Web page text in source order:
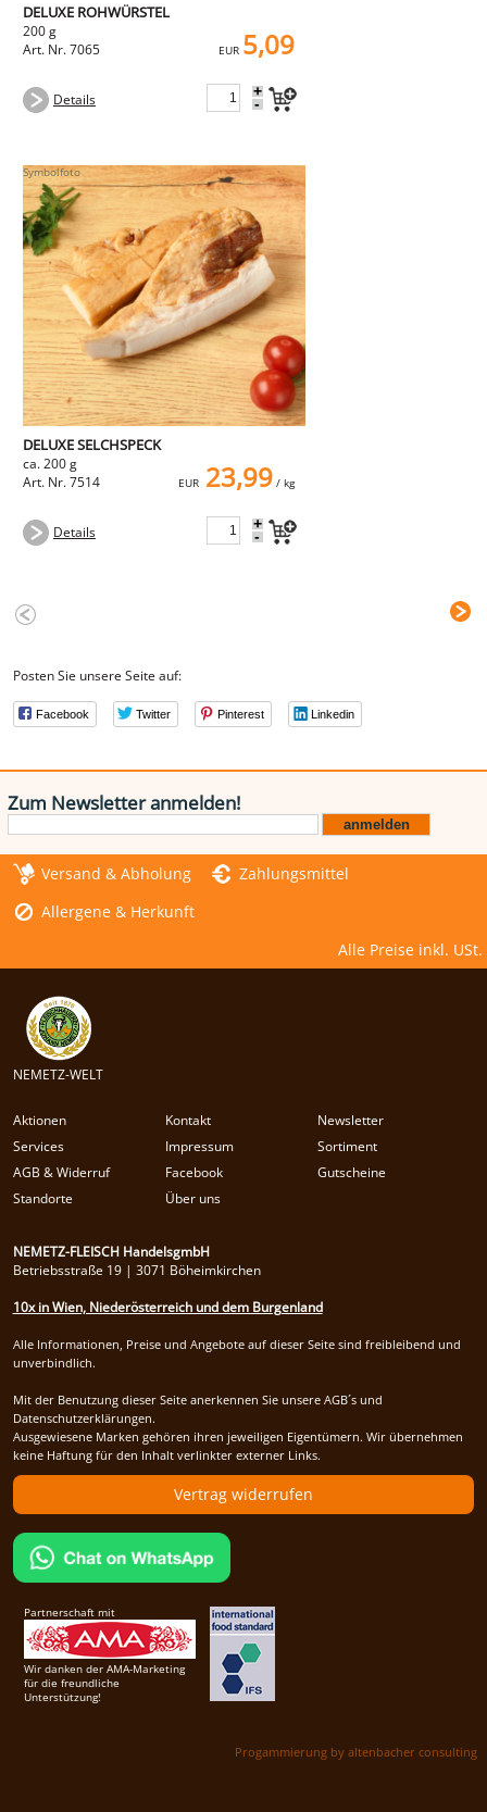
DELUXE ROHWÜRSTEL
200 g
Art. Nr. 7065
EUR 5,09
Details +
-
DELUXE SELCHSPECK
ca. 200 g
Art. Nr. 7514
EUR 23,99/ kg
Details +
-
Posten Sie unsere Seite auf:
Facebook Twitter Pinterest Linkedin
Zum Newsletter anmelden!
Versand & Abholung
Zahlungsmittel
Allergene & Herkunft
Alle Preise inkl. USt.
NEMETZ-WELT
Aktionen Kontakt
Newsletter
Services
Impressum
Sortiment
AGB & Widerruf
Facebook
Gutscheine
Standorte
Über uns
NEMETZ-FLEISCH HandelsgmbH
Betriebsstraße 19 | 3071 Böheimkirchen
10x in Wien, Niederösterreich und dem Burgenland
Alle Informationen, Preise und Angebote auf dieser Seite sind freibleibend und
unverbindlich.
Mit der Benutzung dieser Seite anerkennen Sie unsere AGB´s und
Datenschutzerklärungen.
Ausgewiesene Marken gehören ihren jeweiligen Eigentümern. Wir übernehmen
keine Haftung für den Inhalt verlinkter externer Links.
Vertrag widerrufen
Partnerschaft mit
Wir danken der AMA-Marketing
für die freundliche
Unterstützung!
Progammierung by altenbacher consulting